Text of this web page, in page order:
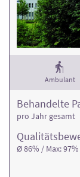
Ambulant
Ø 86% / Max: 97%
Behandelte
pro Jahr gesamt